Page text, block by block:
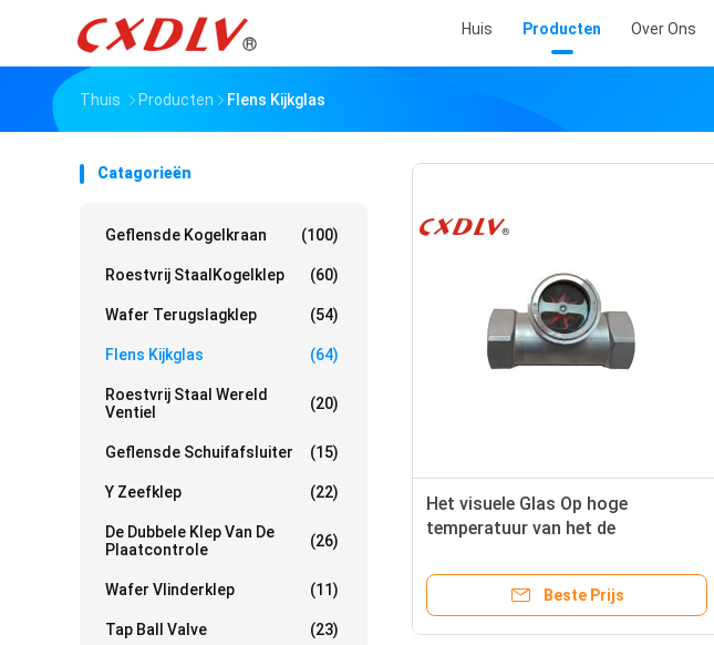
Huis Producten Over Ons
Thuis Producten Flens Kijkglas
Catagorieën
Geflensde Kogelkraan (100)
Roestvrij StaalKogelklep (60)
Wafer Terugslagklep (54)
Flens Kijkglas (64)
Roestvrij Staal Wereld
Ventiel
(20)
Geflensde Schuifafsluiter (15)
Y Zeefklep (22)
De Dubbele Klep Van De
Plaatcontrole
(26)
Wafer Vlinderklep (11)
Tap Ball Valve (23)
Het visuele Glas Op hoge
temperatuur van het de
Stroomaanwijzing met Spinners
Beste Prijs